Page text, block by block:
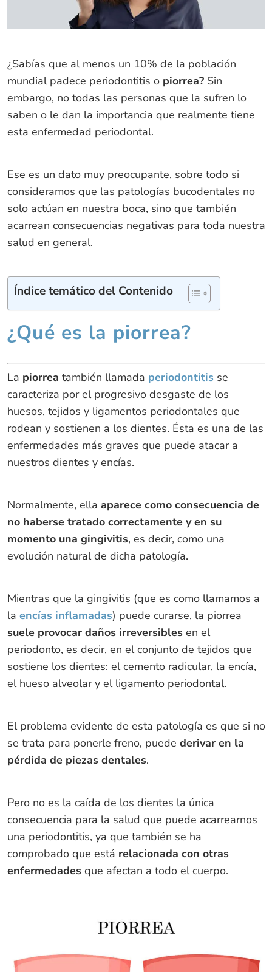
¿Sabías que al menos un 10% de la población
mundial padece periodontitis opiorrea?Sin
embargo, no todas las personas que la sufren lo
saben o le dan la importancia que realmente tiene
esta enfermedad periodontal.
Ese es un dato muy preocupante, sobre todo si
consideramos que las patologías bucodentales no
solo actúan en nuestra boca, sino que también
acarrean consecuencias negativas para toda nuestra
salud en general.
Índice temático del Contenido
¿Qué es la piorrea?
La piorrea también llamada periodontitis se
caracteriza por el progresivo desgaste de los
huesos, tejidos y ligamentos periodontales que
rodean y sostienen a los dientes. Ésta es una de las
enfermedades más graves que puede atacar a
nuestros dientes y encías.
Normalmente, ella aparece como consecuencia de
no haberse tratado correctamente y en su
momento una gingivitis, es decir, como una
evolución natural de dicha patología.
Mientras que la gingivitis (que es como llamamos a
la encías inflamadas) puede curarse, la piorrea
suele provocar daños irreversiblesen el
periodonto, es decir, en el conjunto de tejidos que
sostiene los dientes: el cemento radicular, la encía,
el hueso alveolar y el ligamento periodontal.
El problema evidente de esta patología es que si no
se trata para ponerle freno, puede derivar en la
pérdida de piezas dentales.
Pero no es la caída de los dientes la única
consecuencia para la salud que puede acarrearnos
una periodontitis, ya que también se ha
comprobado que está relacionada con otras
enfermedadesque afectan a todo el cuerpo.